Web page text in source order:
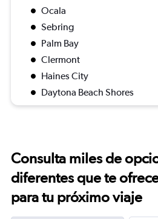
Ocala
Sebring
Palm Bay
Clermont
Haines City
Daytona Beach Shores
Consulta miles de
diferentes que te
para tu próximo viaje